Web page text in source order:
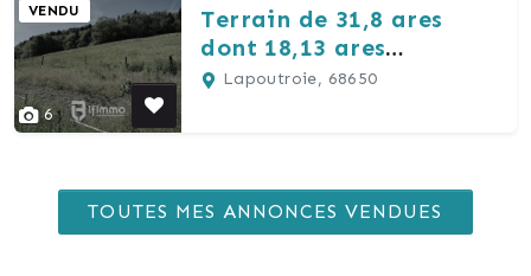
6
VENDU
Terrain de 31,8 ares
dont 18,13 ares
constructibles
Lapoutroie, 68650
TOUTES MES ANNONCES VENDUES